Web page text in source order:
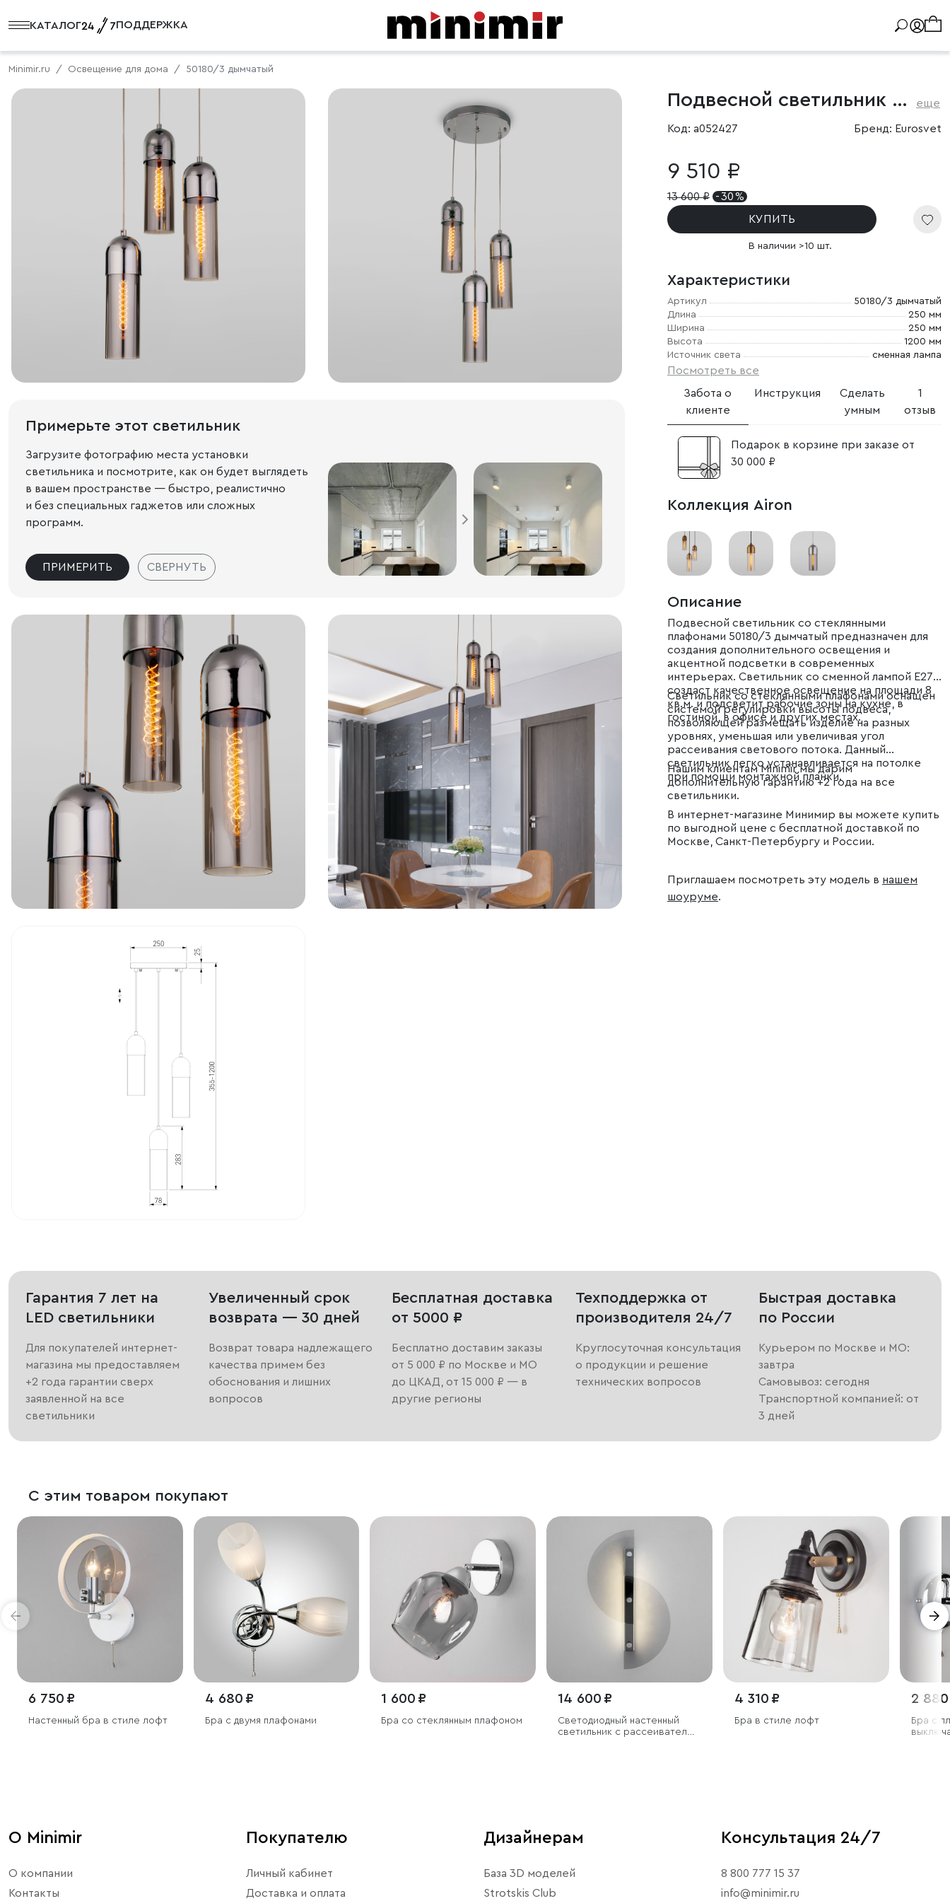
КАТАЛОГ ПОДДЕРЖКА
Minimir.ru Освещение для дома 50180/3 дымчатый
Примерьте этот светильник
Загрузите фотографию места установки
светильника и посмотрите, как он будет выглядеть
в вашем пространстве — быстро, реалистично
и без специальных гаджетов или сложных
программ.
ПРИМЕРИТЬ СВЕРНУТЬ
Подвесной светильник со стеклянными плафонами еще
Код: a052427 Бренд: Eurosvet
9 510 ₽
13 600₽ - 30 %
КУПИТЬ
В наличии >10 шт.
Характеристики
Артикул
50180/3 дымчатый
Длина
250 мм
Ширина
250 мм
Высота
1200 мм
Источник света
сменная лампа
Посмотреть все
Забота о
клиенте
Инструкция
Сделать
умным
1
отзыв
Подарок в корзине при заказе от
30 000 ₽
Коллекция Airon
Описание
Подвесной светильник со стеклянными
плафонами 50180/3 дымчатый предназначен для
создания дополнительного освещения и
акцентной подсветки в современных
интерьерах. Светильник со сменной лампой E27
создаст качественное освещение на площади 8
кв.м. и подсветит рабочие зоны на кухне, в
гостиной, в офисе и других местах.
Светильник со стеклянными плафонами оснащен
системой регулировки высоты подвеса,
позволяющей размещать изделие на разных
уровнях, уменьшая или увеличивая угол
рассеивания светового потока. Данный
светильник легко устанавливается на потолке
при помощи монтажной планки.
Нашим клиентам Minimir мы дарим
дополнительную гарантию +2 года на все
светильники.
В интернет-магазине Минимир вы можете купить
по выгодной цене с бесплатной доставкой по
Москве, Санкт-Петербургу и России.
Приглашаем посмотреть эту модель в нашем
шоуруме.
Гарантия 7 лет на
LED светильники
Для покупателей интернет-
магазина мы предоставляем
+2 года гарантии сверх
заявленной на все
светильники
Увеличенный срок
возврата — 30 дней
Возврат товара надлежащего
качества примем без
обоснования и лишних
вопросов
Бесплатная доставка
от 5000 ₽
Бесплатно доставим заказы
от 5 000 ₽ по Москве и МО
до ЦКАД, от 15 000 ₽ — в
другие регионы
Техподдержка от
производителя 24/7
Круглосуточная консультация
о продукции и решение
технических вопросов
Быстрая доставка
по России
Курьером по Москве и МО:
завтра
Самовывоз: сегодня
Транспортной компанией: от
3 дней
С этим товаром покупают
6 750 ₽
Настенный бра в стиле лофт
4 680 ₽
Бра с двумя плафонами
1 600 ₽
Бра со стеклянным плафоном
14 600 ₽
Светодиодный настенный
светильник с рассеивателем
4 310 ₽
Бра в стиле лофт
2 880
Бра с
О Minimir
О компании
Контакты
Покупателю
Личный кабинет
Доставка и оплата
Дизайнерам
База 3D моделей
Strotskis Club
Консультация 24/7
8 800 777 15 37
info@minimir.ru